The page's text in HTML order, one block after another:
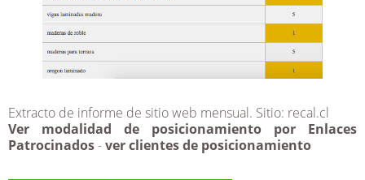
Extracto de informe de sitio web mensual. Sitio: recal.cl
Ver modalidad de posicionamiento por
Enlaces
Patrocinados-ver clientes de posicionamiento